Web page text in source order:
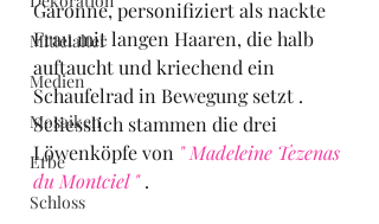
Mittelalter
Medien
Mosaiken
Erbe
Schloss
Garonne, personifiziert als nackte
Frau mit langen Haaren, die halb
auftaucht und kriechend ein
Schaufelrad in Bewegung setzt .
Scliesslich stammen die drei
Löwenköpfe von " Madeleine Tezenas
du Montciel " .